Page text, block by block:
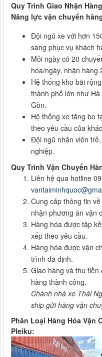
Quy Trình Giao Nhận
Năng lực vận chuyển
Đội ngũ xe với hơn
sàng phục vụ khách
Mỗi ngày có 20
hóa/ngày, nhận hàng
Hệ thống kho bãi
thành phố lớn như
Gòn.
Hệ thống xe tăng bo
theo yêu cầu của
Đội ngũ nhân viên
nghiệp.
Quy Trình Vận Chuyển
Liên hệ qua hotline
Cung cấp thông tin
nhận phương án vận
Hàng hóa được tập
xếp theo yêu cầu.
Hàng hóa được vận
trình đã định.
Giao hàng và thu
hàng thành công.
Chành nhà xe Thái
ship gửi hàng vận
Phân Loại Hàng Hóa Vận
Pleiku: